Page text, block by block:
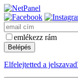
emlékezz rám
Elfelejtetted a